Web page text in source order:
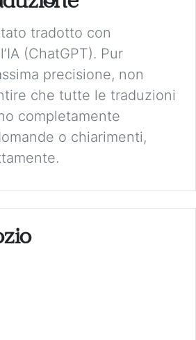
tradotto con
(ChatGPT). Pur
precisione, non
che tutte le traduzioni
completamente
o chiarimenti,